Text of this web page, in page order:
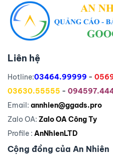
Liên hệ
Hotline:03464.99999 -
03630.55555 -
Email: annhien@ggads.pro
Zalo OA: Zalo OA Công Ty
Profile : AnNhienLTD
Cộng đồng của An Nhiên